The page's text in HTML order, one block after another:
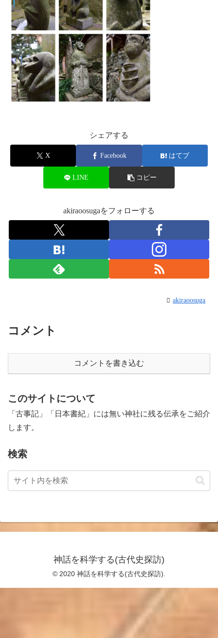
シェアする
X Facebook はてブ
LINE コピー
akiraoosugaをフォローする
akiraoosuga
コメント
コメントを書き込む
このサイトについて
「古事記」「日本書紀」には無い神社に残る伝承をご紹介
します。
検索
神話を科学する(古代史探訪)
© 2020 神話を科学する(古代史探訪).